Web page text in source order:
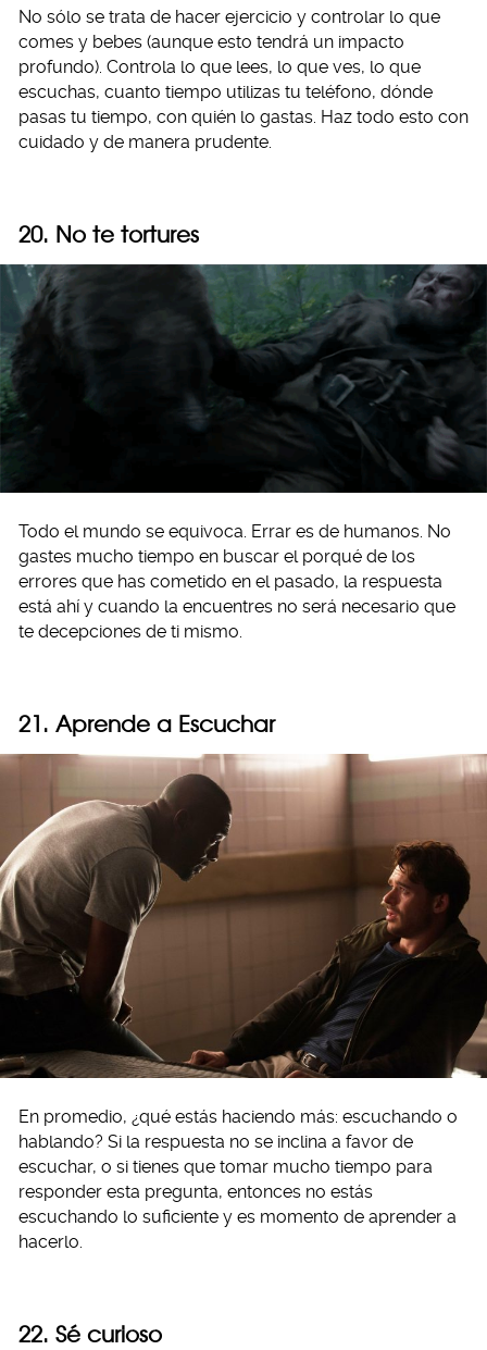
No sólo se trata de hacer ejercicio y controlar lo que
comes y bebes (aunque esto tendrá un impacto
profundo). Controla lo que lees, lo que ves, lo que
escuchas, cuanto tiempo utilizas tu teléfono, dónde
pasas tu tiempo, con quién lo gastas. Haz todo esto con
cuidado y de manera prudente.
20. No te tortures
Todo el mundo se equivoca. Errar es de humanos. No
gastes mucho tiempo en buscar el porqué de los
errores que has cometido en el pasado, la respuesta
está ahí y cuando la encuentres no será necesario que
te decepciones de ti mismo.
21. Aprende a Escuchar
En promedio, ¿qué estás haciendo más: escuchando o
hablando? Si la respuesta no se inclina a favor de
escuchar, o si tienes que tomar mucho tiempo para
responder esta pregunta, entonces no estás
escuchando lo suficiente y es momento de aprender a
hacerlo.
22. Sé curioso